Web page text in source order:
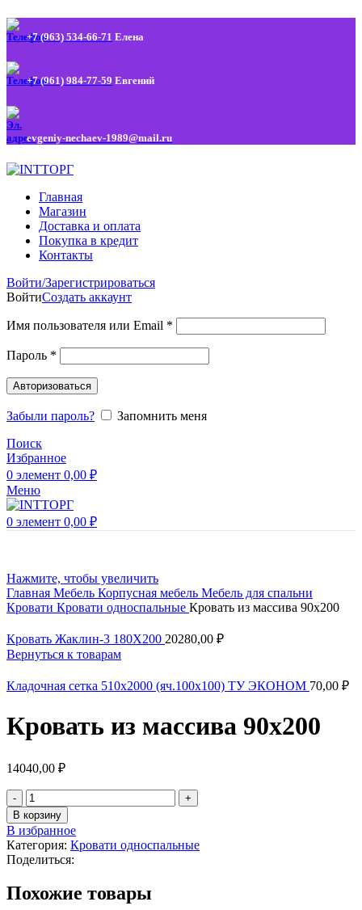
+7 (963) 534-66-71 Елена
+7 (961) 984-77-59 Евгений
evgeniy-nechaev-1989@mail.ru
Главная
Магазин
Доставка и оплата
Покупка в кредит
Контакты
Войти/Зарегистрироваться
ВойтиСоздать аккаунт
Имя пользователя или Email *
Пароль *
Авторизоваться
Забыли пароль?
Запомнить меня
Поиск
Избранное
0 элемент 0,00 ₽
Меню
0 элемент 0,00 ₽
Нажмите, чтобы увеличить
Главная Мебель Корпусная мебель Мебель для спальни
Кровати Кровати односпальные Кровать из массива 90х200
Кровать Жаклин-3 180X200 20280,00 ₽
Вернуться к товарам
Кладочная сетка 510х2000 (яч.100х100) ТУ ЭКОНОМ 70,00 ₽
Кровать из массива 90х200
14040,00 ₽
В корзину
В избранное
Категория: Кровати односпальные
Поделиться:
Похожие товары